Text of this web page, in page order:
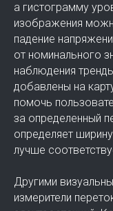
предоставляет
различных
оконной форме.
используется как
Пользователь
территории по
красного и
и низкого
Другой уровень —
можно поместить
а гистограмму